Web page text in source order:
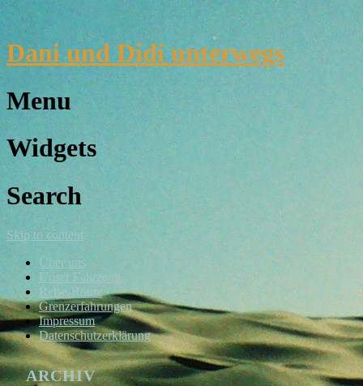
Dani und Didi unterwegs
Menu
Widgets
Search
Skip to content
Über uns
Unser Fahrzeug
Reise-Route
Grenzerfahrungen
Impressum
Datenschutzerklärung
ARCHIV